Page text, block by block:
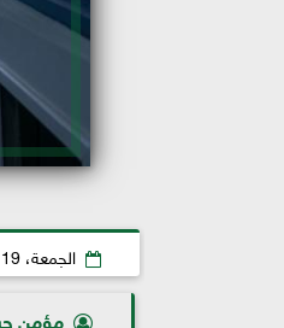
الجمعة، 19 يناير 2024
مؤمن